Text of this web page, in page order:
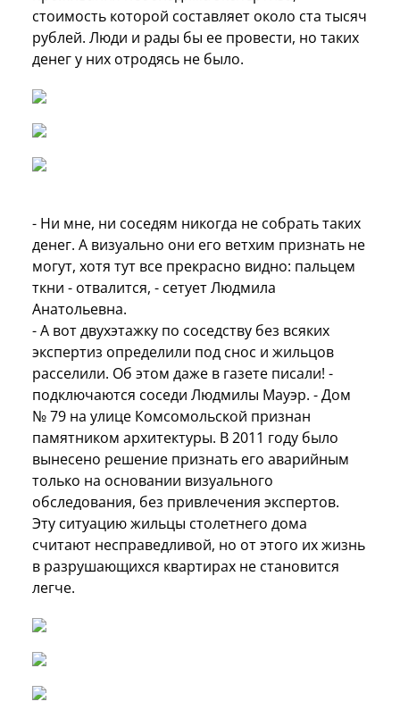
стоимость которой составляет около ста тысяч
рублей. Люди и рады бы ее провести, но таких
денег у них отродясь не было.
- Ни мне, ни соседям никогда не собрать таких
денег. А визуально они его ветхим признать не
могут, хотя тут все прекрасно видно: пальцем
ткни - отвалится, - сетует Людмила
Анатольевна.
- А вот двухэтажку по соседству без всяких
экспертиз определили под снос и жильцов
расселили. Об этом даже в газете писали! -
подключаются соседи Людмилы Мауэр. - Дом
№ 79 на улице Комсомольской признан
памятником архитектуры. В 2011 году было
вынесено решение признать его аварийным
только на основании визуального
обследования, без привлечения экспертов.
Эту ситуацию жильцы столетнего дома
считают несправедливой, но от этого их жизнь
в разрушающихся квартирах не становится
легче.